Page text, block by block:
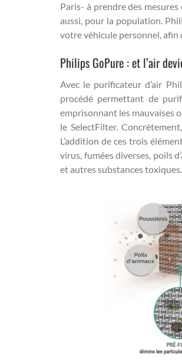
Paris- à prendre des
aussi, pour la population.
votre véhicule personnel, afin
Philips GoPure : et l’air
Avec le purificateur d’air
procédé permettant de
emprisonnant les mauvaises
le SelectFilter.
L’addition de ces trois
virus, fumées diverses, poils
et autres substances toxiques.